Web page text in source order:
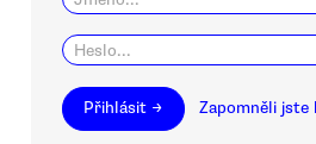
Přihlásit → Zapomněli jste